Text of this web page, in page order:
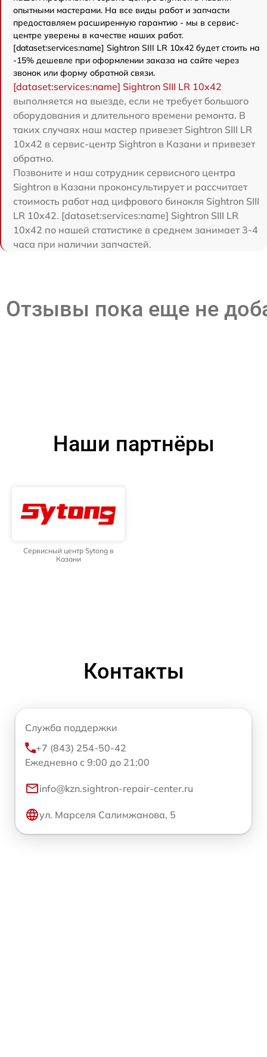
опытными мастерами. На все виды работ и запчасти
предоставляем расширенную гарантию - мы в сервис-
центре уверены в качестве наших работ.
[dataset:services:name] Sightron SIII LR 10x42 будет стоить на
-15% дешевле при оформлении заказа на сайте через
звонок или форму обратной связи.
[dataset:services:name] Sightron SIII LR 10x42
выполняется на выезде, если не требует большого
оборудования и длительного времени ремонта. В
таких случаях наш мастер привезет Sightron SIII LR
10x42 в сервис-центр Sightron в Казани и привезет
обратно.
Позвоните и наш сотрудник сервисного центра
Sightron в Казани проконсультирует и рассчитает
стоимость работ над цифрового бинокля Sightron SIII
LR 10x42. [dataset:services:name] Sightron SIII LR
10x42 по нашей статистике в среднем занимает 3-4
часа при наличии запчастей.
Отзывы пока еще не
Наши партнёры
Сервисный центр Sytong в
Казани
Контакты
Служба поддержки
+7 (843) 254-50-42
Ежедневно с 9:00 до 21:00
info@kzn.sightron-repair-center.ru
ул. Марселя Салимжанова, 5